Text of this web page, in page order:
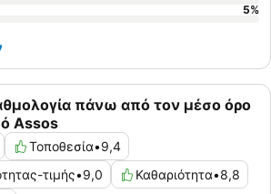
πάνω από τον μέσο όρο
Assos
Τοποθεσία•9,4
τιμής•9,0 Καθαριότητα•8,8
5%